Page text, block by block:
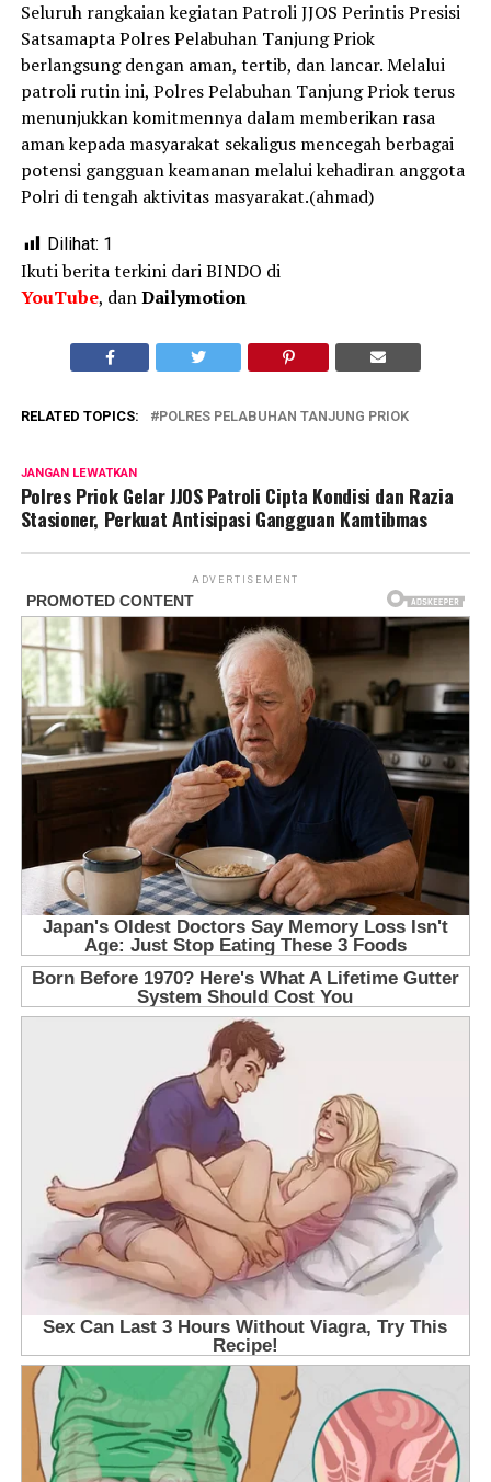
Seluruh rangkaian kegiatan Patroli JJOS Perintis Presisi
Satsamapta Polres Pelabuhan Tanjung Priok
berlangsung dengan aman, tertib, dan lancar. Melalui
patroli rutin ini, Polres Pelabuhan Tanjung Priok terus
menunjukkan komitmennya dalam memberikan rasa
aman kepada masyarakat sekaligus mencegah berbagai
potensi gangguan keamanan melalui kehadiran anggota
Polri di tengah aktivitas masyarakat.(ahmad)
Dilihat: 1
Ikuti berita terkini dari BINDO di
YouTube, danDailymotion
RELATED TOPICS: POLRES PELABUHAN TANJUNG PRIOK
JANGAN LEWATKAN
Polres Priok Gelar JJOS Patroli Cipta Kondisi dan Razia
Stasioner, Perkuat Antisipasi Gangguan Kamtibmas
ADVERTISEMENT